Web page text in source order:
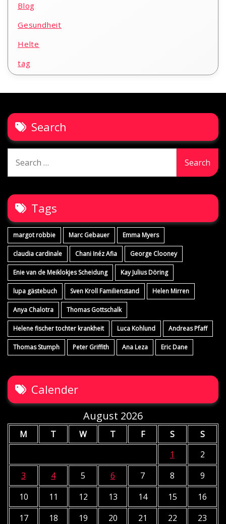
Blog
Gesundheit
Helte
tag
Search
for:
Tags
margot robbie Marc Gebauer Emma Myers
claudia cardinale Chani Inéz Afia George Clooney
Enie van de Meiklokjes Scheidung Kay Julius Döring
lupa gästebuch Sven Kroll Familienstand Helen Mirren
Anya Chalotra Thomas Gottschalk
Helene fischer tochter krankheit Luca Kohlund Andreas Pfaff
Thomas Stumph Peter Griffith Ana Leza Eric Dane
Calender
August 2026
M T W T F S
S
1
2
3
4 5 6 7 8
9
10
11 12 13 14 15
16
17
18 19 20 21 22 23